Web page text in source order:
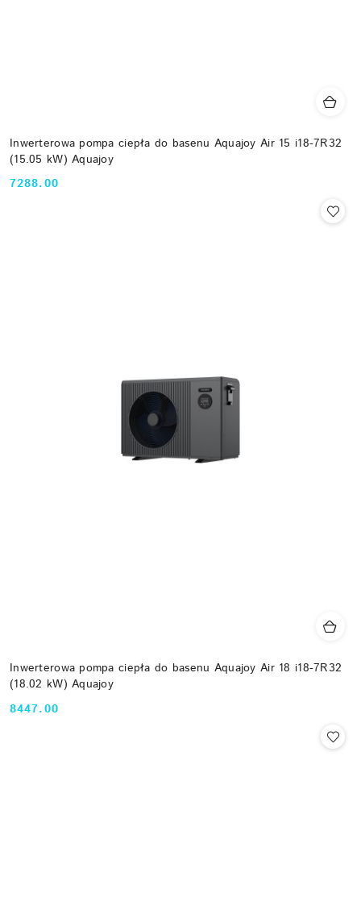
Inwerterowa pompa ciepła do basenu Aquajoy Air 15 i18-7R32
(15.05 kW) Aquajoy
Cena:
7288.00
Inwerterowa pompa ciepła do basenu Aquajoy Air 18 i18-7R32
(18.02 kW) Aquajoy
Cena:
8447.00